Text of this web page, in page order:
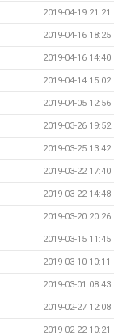
2019-04-19 21:21
2019-04-16 18:25
2019-04-16 14:40
2019-04-14 15:02
2019-04-05 12:56
2019-03-26 19:52
2019-03-25 13:42
2019-03-22 17:40
2019-03-22 14:48
2019-03-20 20:26
2019-03-15 11:45
2019-03-10 10:11
2019-03-01 08:43
2019-02-27 12:08
2019-02-22 10:21